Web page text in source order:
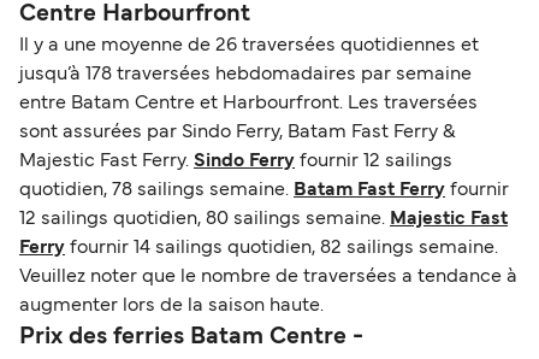
Centre Harbourfront
Il y a une moyenne de 26 traversées quotidiennes et
jusqu’à 178 traversées hebdomadaires par semaine
entre Batam Centre et Harbourfront. Les traversées
sont assurées par Sindo Ferry, Batam Fast Ferry &
Majestic Fast Ferry. Sindo Ferry fournir 12 sailings
quotidien, 78 sailings semaine. Batam Fast Ferry fournir
12 sailings quotidien, 80 sailings semaine. Majestic Fast
Ferry fournir 14 sailings quotidien, 82 sailings semaine.
Veuillez noter que le nombre de traversées a tendance à
augmenter lors de la saison haute.
Prix des ferries Batam Centre -